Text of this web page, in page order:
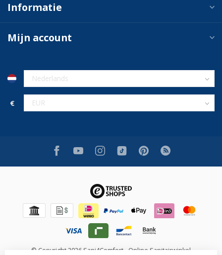
Informatie
Mijn account
€
© Copyright 2026 Sani4Comfort - Online Sanitairwinkel